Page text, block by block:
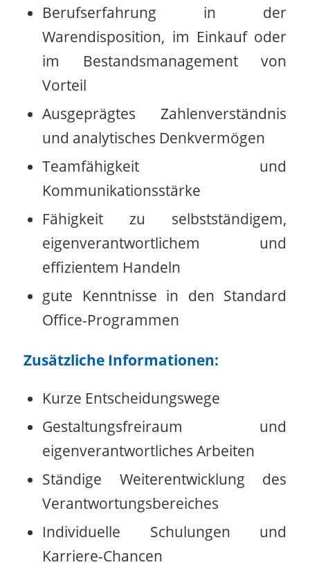
Berufserfahrung in der
Warendisposition, im Einkauf oder
im Bestandsmanagement von
Vorteil
Ausgeprägtes Zahlenverständnis
und analytisches Denkvermögen
Teamfähigkeit und
Kommunikationsstärke
Fähigkeit zu selbstständigem,
eigenverantwortlichem und
effizientem Handeln
gute Kenntnisse in den Standard
Office-Programmen
Zusätzliche Informationen:
Kurze Entscheidungswege
Gestaltungsfreiraum und
eigenverantwortliches Arbeiten
Ständige Weiterentwicklung des
Verantwortungsbereiches
Individuelle Schulungen und
Karriere-Chancen